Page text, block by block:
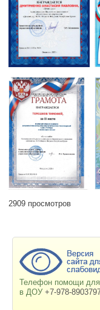
2909 просмотров
Телефон помощи
в ДОУ +7-978-